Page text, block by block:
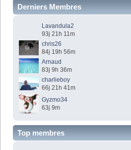
Derniers Membres
Lavandula2
93j 21h 11m
chris26
84j 19h 56m
Arnaud
83j 9h 36m
charlieboy
66j 21h 41m
Gyzmo34
63j 9m
Top membres